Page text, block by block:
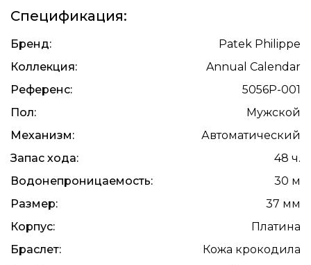
Спецификация:
Бренд:
Patek Philippe
Коллекция:
Annual Calendar
Референс:
5056P-001
Пол:
Мужской
Механизм:
Автоматический
Запас хода:
48 ч.
Водонепроницаемость:
30 м
Размер:
37 мм
Корпус:
Платина
Браслет:
Кожа крокодила